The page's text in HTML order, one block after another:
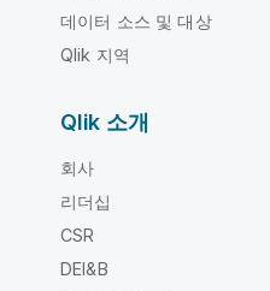
데이터 소스 및 대상
Qlik 지역
Qlik 소개
회사
리더십
CSR
DEI&B